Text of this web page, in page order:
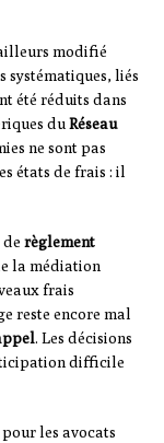
modifié
systématiques, liés
été réduits dans
duRéseau
ne sont pas
états de frais : il
règlement
la médiation
frais
reste encore mal
. Les décisions
difficile
les avocats